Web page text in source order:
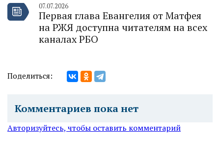
07.07.2026
Первая глава Евангелия от Матфея
на РЖЯ доступна читателям на всех
каналах РБО
Поделиться:
Комментариев пока нет
Авторизуйтесь, чтобы оставить комментарий